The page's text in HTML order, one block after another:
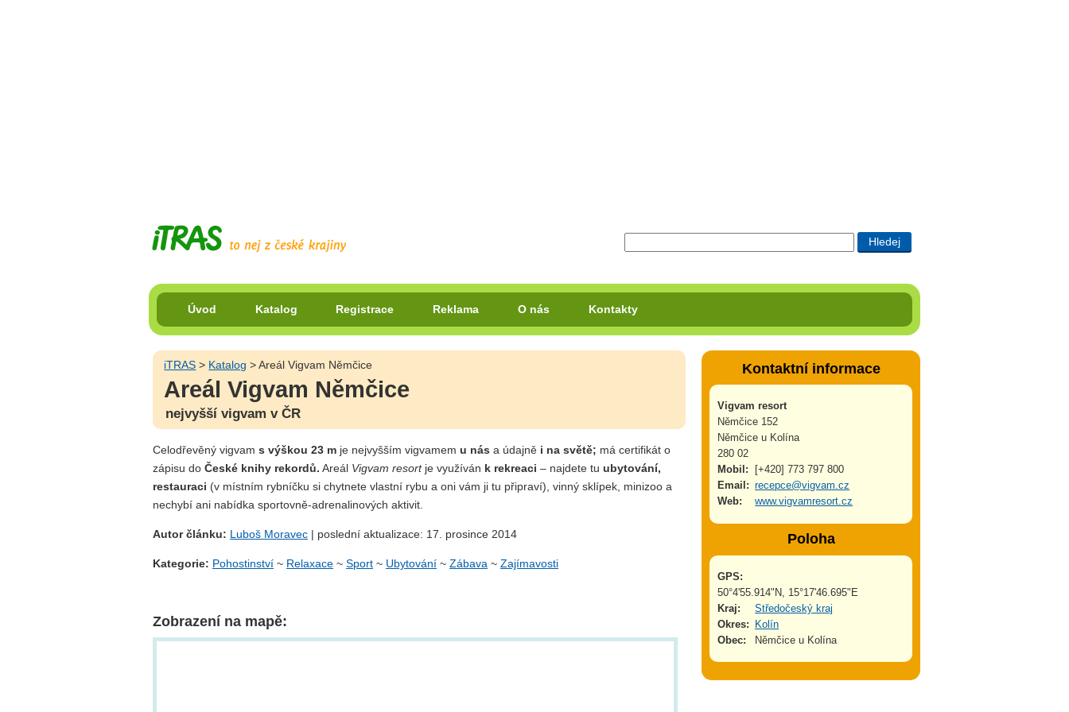
Úvod Katalog Registrace Reklama O nás Kontakty
iTRAS > Katalog > Areál Vigvam Němčice
Areál Vigvam Němčice
nejvyšší vigvam v ČR
Celodřevěný vigvam s výškou 23 m je nejvyšším vigvamem u nás a údajně i na světě; má certifikát o
zápisu do České knihy rekordů. Areál Vigvam resortje využíván k rekreaci – najdete tu ubytování,
restauraci (v místním rybníčku si chytnete vlastní rybu a oni vám ji tu připraví), vinný sklípek, minizoo a
nechybí ani nabídka sportovně-adrenalinových aktivit.
Autor článku: Luboš Moravec | poslední aktualizace: 17. prosince 2014
Kategorie: Pohostinství ~ Relaxace ~ Sport ~ Ubytování ~ Zábava ~ Zajímavosti
Zobrazení na mapě:
Kontaktní informace
Vigvam resort
Němčice 152
Němčice u Kolína
280 02
Mobil:
[+420] 773 797 800
Email: recepce@vigvam.cz
Web:
www.vigvamresort.cz
Poloha
GPS:
50°4'55.914"N, 15°17'46.695"E
Kraj:
Středočeský kraj
Okres:
Kolín
Obec:
Němčice u Kolína